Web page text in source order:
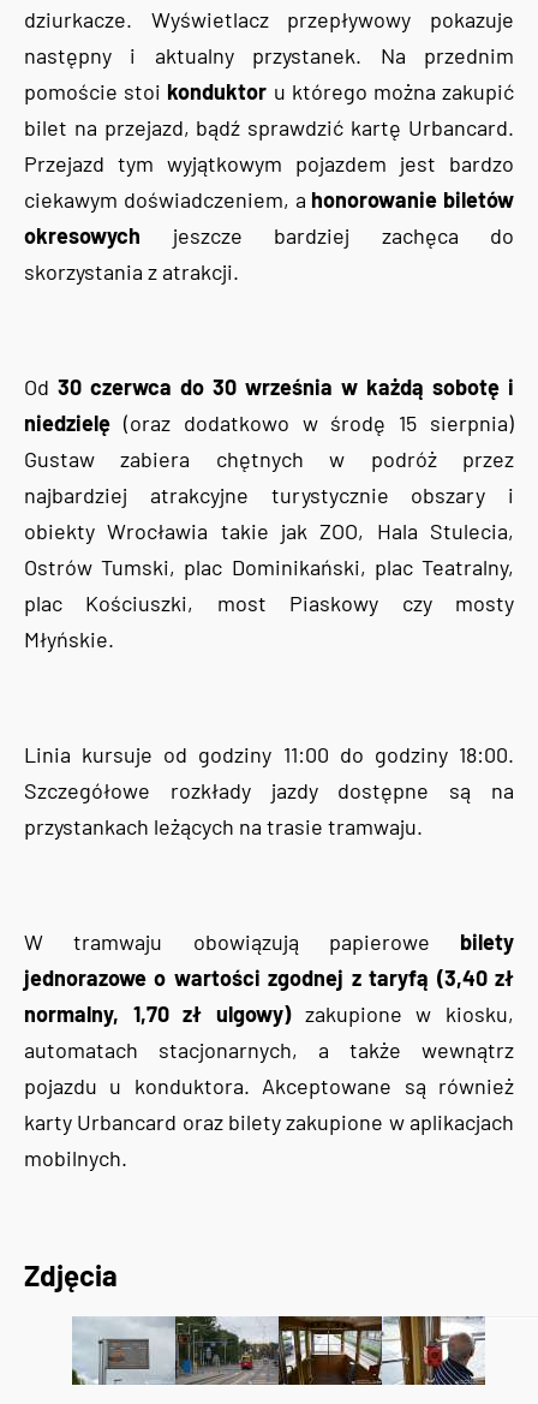
dziurkacze. Wyświetlacz przepływowy pokazuje
następny i aktualny przystanek. Na przednim
pomoście stoi konduktor u którego można zakupić
bilet na przejazd, bądź sprawdzić kartę Urbancard.
Przejazd tym wyjątkowym pojazdem jest bardzo
ciekawym doświadczeniem, a honorowanie biletów
okresowych jeszcze bardziej zachęca do
skorzystania z atrakcji.
Od 30 czerwca do 30 września w każdą sobotę i
niedzielę (oraz dodatkowo w środę 15 sierpnia)
Gustaw zabiera chętnych w podróż przez
najbardziej atrakcyjne turystycznie obszary i
obiekty Wrocławia takie jak ZOO, Hala Stulecia,
Ostrów Tumski, plac Dominikański, plac Teatralny,
plac Kościuszki, most Piaskowy czy mosty
Młyńskie.
Linia kursuje od godziny 11:00 do godziny 18:00.
Szczegółowe rozkłady jazdy dostępne są na
przystankach leżących na trasie tramwaju.
W tramwaju obowiązują papierowe bilety
jednorazowe o wartości zgodnej z taryfą (3,40 zł
normalny, 1,70 zł ulgowy)zakupione w kiosku,
automatach stacjonarnych, a także wewnątrz
pojazdu u konduktora. Akceptowane są również
karty Urbancard oraz bilety zakupione w aplikacjach
mobilnych.
Zdjęcia